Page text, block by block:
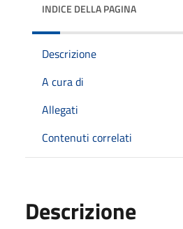
INDICE DELLA PAGINA
Descrizione
A cura di
Allegati
Contenuti correlati
Descrizione